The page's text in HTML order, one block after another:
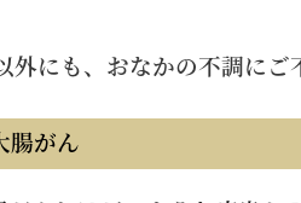
外にも、おなかの不調にご
腸がん